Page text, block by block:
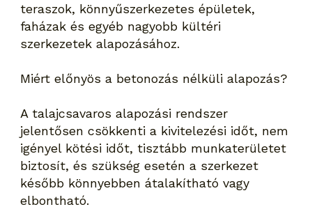
teraszok, könnyűszerkezetes épületek,
faházak és egyéb nagyobb kültéri
szerkezetek alapozásához.
Miért előnyös a betonozás nélküli alapozás?
A talajcsavaros alapozási rendszer
jelentősen csökkenti a kivitelezési időt, nem
igényel kötési időt, tisztább munkaterületet
biztosít, és szükség esetén a szerkezet
később könnyebben átalakítható vagy
elbontható.